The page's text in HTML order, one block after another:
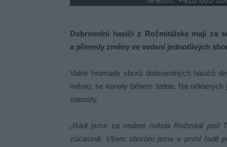
Dobrovolní hasiči z Rožmitálska mají za
a přinesly změny ve vedení jednotlivých
Valné hromady sborů dobrovolných hasičů
město, se konaly během ledna. Na
starosty.
„Rádi jsme za vedení města Rožmitál pod
zúčastnili. Všem sborům jsme v první řadě